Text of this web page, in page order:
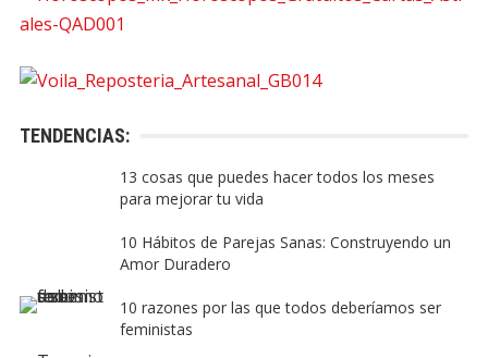
TENDENCIAS:
13 cosas que puedes hacer todos los meses
para mejorar tu vida
10 Hábitos de Parejas Sanas: Construyendo un
Amor Duradero
10 razones por las que todos deberíamos ser
feministas